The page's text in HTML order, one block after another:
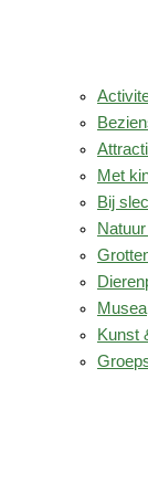
Met
Bij
Musea
Kunst